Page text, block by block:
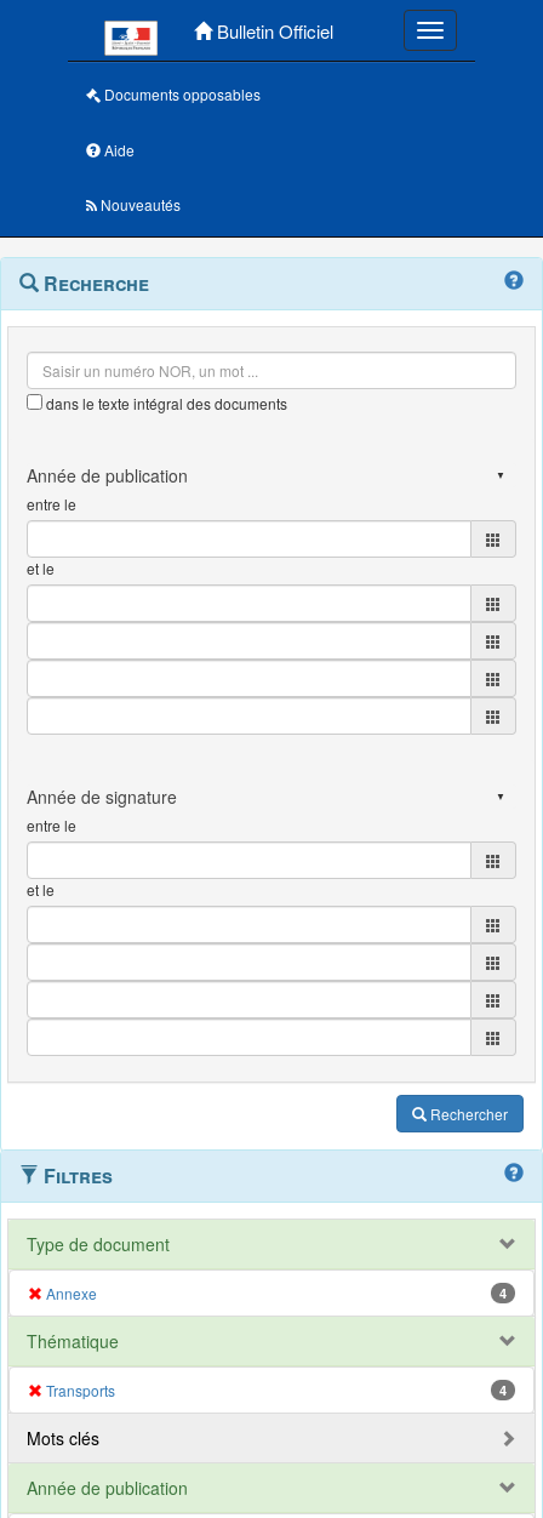
Bulletin Officiel Toggle
Documents opposables
Aide
Nouveautés
Navigation
outils
Menu
contextuel
Recherche
dans le texte intégral des documents
entre le
et le
entre le
et le
Rechercher
Filtres
Type de document
Annexe 4
Thématique
Transports 4
Mots clés
Année de publication